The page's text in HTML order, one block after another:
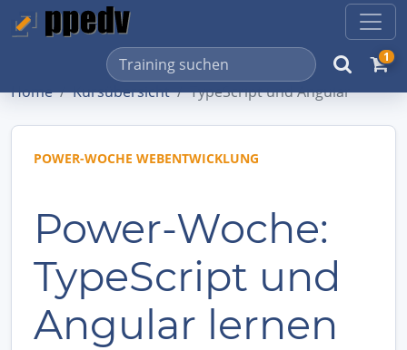
1
Home Kursübersicht TypeScript und Angular
POWER-WOCHE WEBENTWICKLUNG
Power-Woche:
TypeScript und
Angular lernen